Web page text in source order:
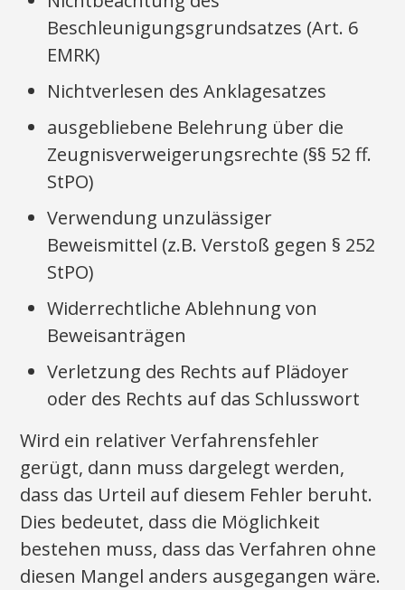
Beschleunigungsgrundsatzes (Art. 6
EMRK)
Nichtverlesen des Anklagesatzes
ausgebliebene Belehrung über die
Zeugnisverweigerungsrechte (§§ 52 ff.
StPO)
Verwendung unzulässiger
Beweismittel (z.B. Verstoß gegen § 252
StPO)
Widerrechtliche Ablehnung von
Beweisanträgen
Verletzung des Rechts auf Plädoyer
oder des Rechts auf das Schlusswort
Wird ein relativer Verfahrensfehler
gerügt, dann muss dargelegt werden,
dass das Urteil auf diesem Fehler beruht.
Dies bedeutet, dass die Möglichkeit
bestehen muss, dass das Verfahren ohne
diesen Mangel anders ausgegangen wäre.